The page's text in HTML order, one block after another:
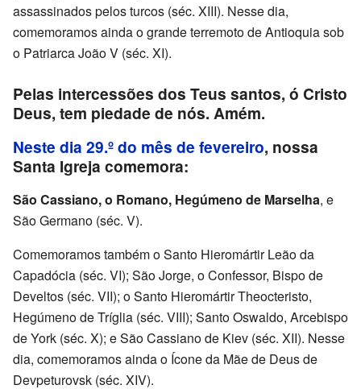
assassinados pelos turcos (séc. XIII). Nesse dia,
comemoramos ainda o grande terremoto de Antioquia sob
o Patriarca João V (séc. XI).
Pelas intercessões dos Teus santos, ó Cristo
Deus, tem piedade de nós. Amém.
Neste dia 29.º do mês de fevereiro, nossa
Santa Igreja comemora:
São Cassiano, o Romano, Hegúmeno de Marselha, e
São Germano (séc. V).
Comemoramos também o Santo Hieromártir Leão da
Capadócia (séc. VI); São Jorge, o Confessor, Bispo de
Develtos (séc. VII); o Santo Hieromártir Theocteristo,
Hegúmeno de Tríglia (séc. VIII); Santo Oswaldo, Arcebispo
de York (séc. X); e São Cassiano de Kiev (séc. XII). Nesse
dia, comemoramos ainda o Ícone da Mãe de Deus de
Devpeturovsk (séc. XIV).